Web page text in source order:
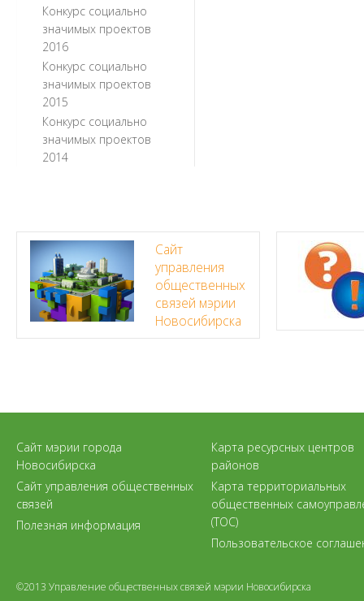
Конкурс социально
значимых проектов
2016
Конкурс социально
значимых проектов
2015
Конкурс социально
значимых проектов
2014
Сайт
управления
общественных
связей мэрии
Новосибирска
Сайт мэрии города
Новосибирска
Сайт управления общественных
связей
Полезная информация
Карта ресурсных центров
районов
Карта территориальных
общественных
(ТОС)
Пользовательское
©2013 Управление общественных связей мэрии Новосибирска